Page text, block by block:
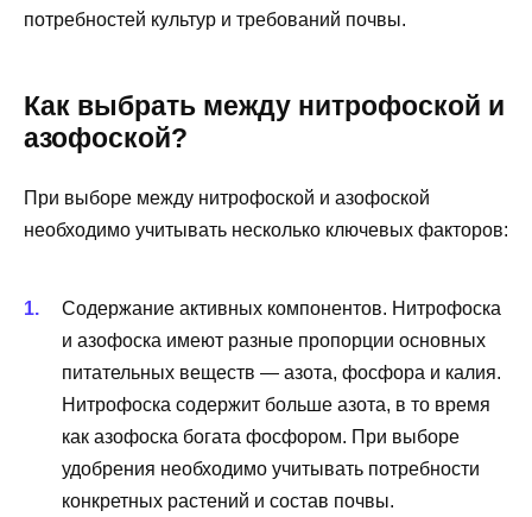
потребностей культур и требований почвы.
Как выбрать между нитрофоской и
азофоской?
При выборе между нитрофоской и азофоской
необходимо учитывать несколько ключевых факторов:
Содержание активных компонентов. Нитрофоска
и азофоска имеют разные пропорции основных
питательных веществ — азота, фосфора и калия.
Нитрофоска содержит больше азота, в то время
как азофоска богата фосфором. При выборе
удобрения необходимо учитывать потребности
конкретных растений и состав почвы.